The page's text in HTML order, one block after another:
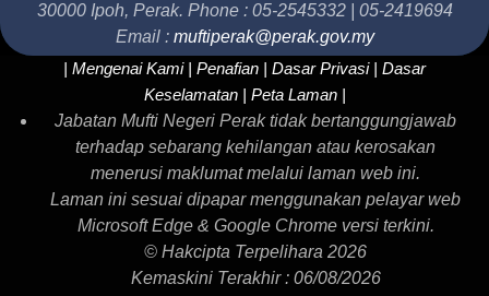
30000 Ipoh, Perak. Phone : 05-2545332 | 05-2419694
Email : muftiperak@perak.gov.my
| Mengenai Kami | Penafian | Dasar Privasi | Dasar
Keselamatan | Peta Laman |
Jabatan Mufti Negeri Perak tidak bertanggungjawab
terhadap sebarang kehilangan atau kerosakan
menerusi maklumat melalui laman web ini.
Laman ini sesuai dipapar menggunakan pelayar web
Microsoft Edge & Google Chrome versi terkini.
© Hakcipta Terpelihara 2026
Kemaskini Terakhir : 06/08/2026